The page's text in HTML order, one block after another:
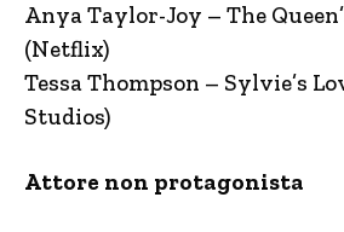
Anya Taylor-Joy – The
(Netflix)
Tessa Thompson – Sylvie’s
Studios)
Attore non protagonista